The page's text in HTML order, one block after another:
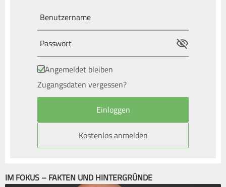
Angemeldet bleiben
Zugangsdaten vergessen?
Kostenlos anmelden
IM FOKUS – FAKTEN UND HINTERGRÜNDE